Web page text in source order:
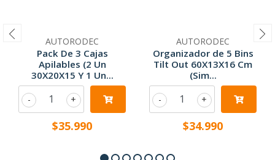
AUTORODEC
Pack De 3 Cajas
Apilables (2 Un
30X20X15 Y 1 Un...
+
-
$35.990
AUTORODEC
Organizador de 5 Bins
Tilt Out 60X13X16 Cm
(Sim...
+
-
$34.990